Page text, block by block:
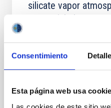
Consentimiento
Esta página web usa
silicate vapor
terrestrial planet
to have their surfaces
these atmospheres on a